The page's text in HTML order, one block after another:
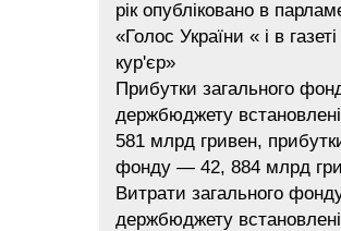
рік опубліковано в
«Голос України « і в
кур'єр»
Прибутки загального
держбюджету встановлені
581 млрд гривен,
фонду — 42, 884 млрд
Витрати загального
держбюджету встановлені